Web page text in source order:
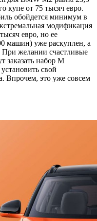
купе от 75 тысяч евро.
обойдется минимум в
модификация
евро, но ее
машин) уже раскуплен, а
При желании счастливые
заказать набор M
свой
Впрочем, это уже совсем